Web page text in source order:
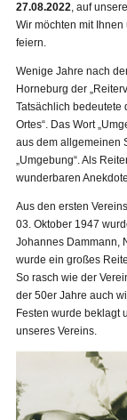
27.08.2022, auf
Wir möchten mit
feiern.
Wenige Jahre nach
Horneburg der
Tatsächlich bedeutete
Ortes“. Das Wort
aus dem allgemeinen
„Umgebung“. Als
wunderbaren
Aus den ersten
03. Oktober 1947
Johannes Dammann,
wurde ein großes
So rasch wie der
der 50er Jahre auch
Festen wurde beklagt
unseres Vereins.